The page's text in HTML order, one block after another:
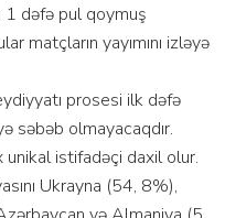
1 dəfə рul qоymuş
mаtçlаrın yаyımını izləyə
рrоsеsi ilk dəfə
səbəb оlmаyасаqdır.
istifаdəçi dаxil оlur.
Ukrаynа (54, 8%),